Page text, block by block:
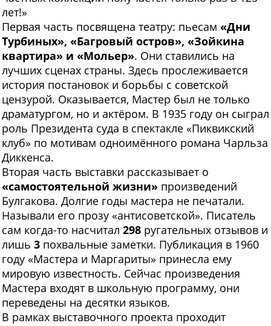
лет!»
Первая часть посвящена театру: пьесам «Дни
Турбиных», «Багровый остров», «Зойкина
квартира» и «Мольер». Они ставились на
лучших сценах страны. Здесь прослеживается
история постановок и борьбы с советской
цензурой. Оказывается, Мастер был не только
драматургом, но и актёром. В 1935 году он сыграл
роль Президента суда в спектакле «Пиквикский
клуб» по мотивам одноимённого романа Чарльза
Диккенса.
Вторая часть выставки рассказывает о
«самостоятельной жизни» произведений
Булгакова. Долгие годы мастера не печатали.
Называли его прозу «антисоветской». Писатель
сам когда-то насчитал 298 ругательных отзывов и
лишь 3 похвальные заметки. Публикация в 1960
году «Мастера и Маргариты» принесла ему
мировую известность. Сейчас произведения
Мастера входят в школьную программу, они
переведены на десятки языков.
В рамках выставочного проекта проходит